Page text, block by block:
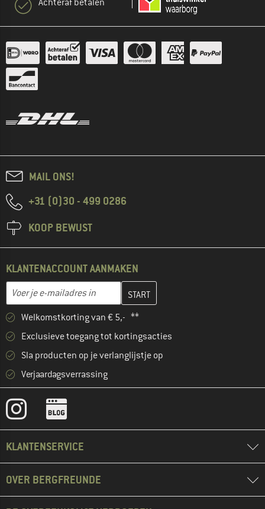
MAIL ONS!
+31 (0)30 - 499 0286
KOOP BEWUST
KLANTENACCOUNT AANMAKEN
E-mailadres
Vul je e-mailadres hier in en maak in de volgende stap je
Welkomstkorting van € 5,- **
Exclusieve toegang tot kortingsacties
Sla producten op je verlanglijstje op
Verjaardagsverrassing
KLANTENSERVICE
OVER BERGFREUNDE